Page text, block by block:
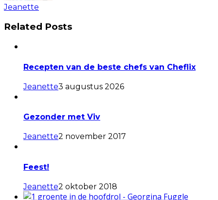
Jeanette
Related Posts
Recepten van de beste chefs van Cheflix
Jeanette3 augustus 2026
Gezonder met Viv
Jeanette2 november 2017
Feest!
Jeanette2 oktober 2018